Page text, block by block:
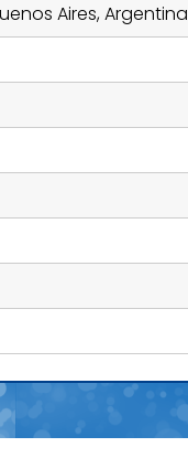
Aires, Argentina